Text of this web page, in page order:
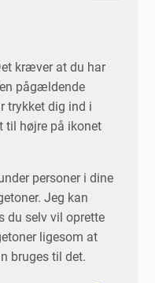
kræver at du har
pågældende
trykket dig ind i
til højre på ikonet
personer i dine
Jeg kan
du selv vil oprette
ligesom at
bruges til det.